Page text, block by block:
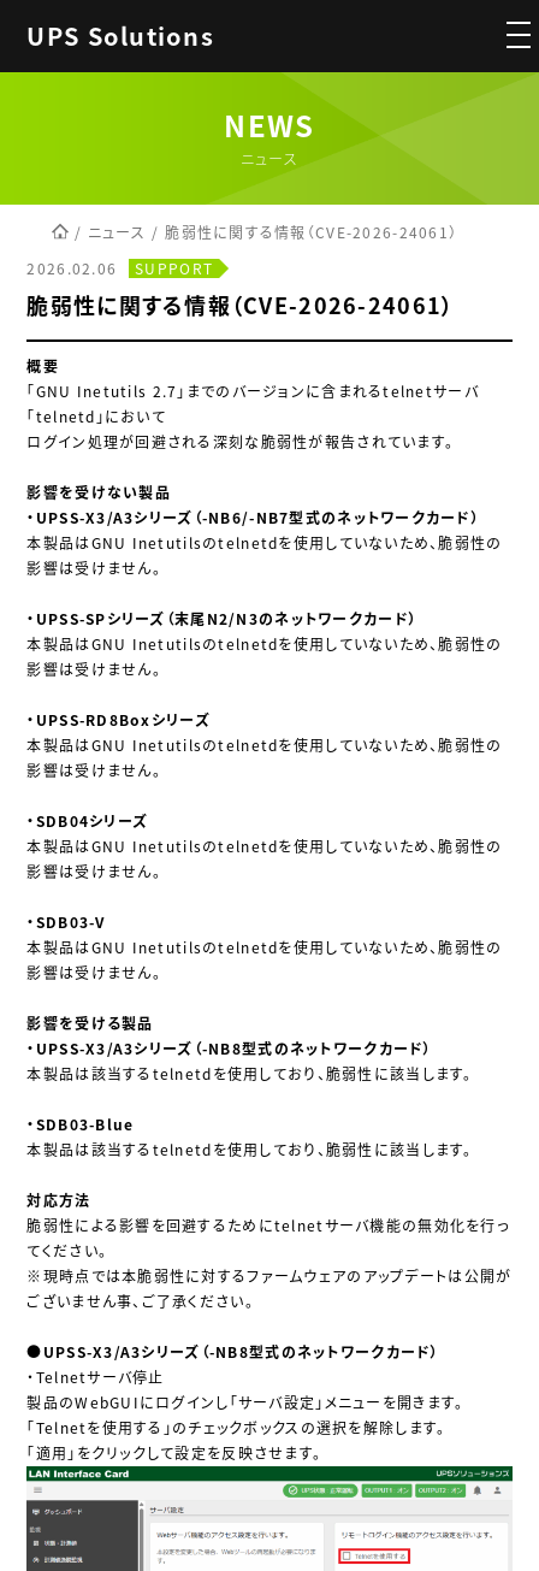
UPS Solutions
NEWS
ニュース
ニュース
脆弱性に関する情報（CVE-2026-24061）
2026.02.06
SUPPORT
脆弱性に関する情報（CVE-2026-24061）
概要
「GNU Inetutils 2.7」までのバージョンに含まれるtelnetサーバ
「telnetd」において
ログイン処理が回避される深刻な脆弱性が報告されています。
影響を受けない製品
・UPSS-X3/A3シリーズ（-NB6/-NB7型式のネットワークカード）
本製品はGNU Inetutilsのtelnetdを使用していないため、脆弱性の
影響は受けません。
・UPSS-SPシリーズ（末尾N2/N3のネットワークカード）
本製品はGNU Inetutilsのtelnetdを使用していないため、脆弱性の
影響は受けません。
・UPSS-RD8Boxシリーズ
本製品はGNU Inetutilsのtelnetdを使用していないため、脆弱性の
影響は受けません。
・SDB04シリーズ
本製品はGNU Inetutilsのtelnetdを使用していないため、脆弱性の
影響は受けません。
・SDB03-V
本製品はGNU Inetutilsのtelnetdを使用していないため、脆弱性の
影響は受けません。
影響を受ける製品
・UPSS-X3/A3シリーズ（-NB8型式のネットワークカード）
本製品は該当するtelnetdを使用しており、脆弱性に該当します。
・SDB03-Blue
本製品は該当するtelnetdを使用しており、脆弱性に該当します。
対応方法
脆弱性による影響を回避するためにtelnetサーバ機能の無効化を行っ
てください。
※現時点では本脆弱性に対するファームウェアのアップデートは公開が
ございません事、ご了承ください。
●UPSS-X3/A3シリーズ（-NB8型式のネットワークカード）
・Telnetサーバ停止
製品のWebGUIにログインし「サーバ設定」メニューを開きます。
「Telnetを使用する」のチェックボックスの選択を解除します。
「適用」をクリックして設定を反映させます。